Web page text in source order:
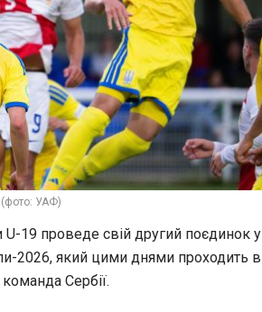
(фото: УАФ)
19 проведе свій другий поєдинок у
2026, який цими днями проходить в
Сербії.